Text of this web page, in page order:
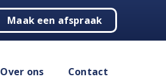
Maak een afspraak
Over ons Contact